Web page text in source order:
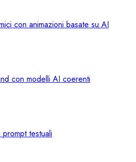
con animazioni basate su AI
con modelli AI coerenti
testuali